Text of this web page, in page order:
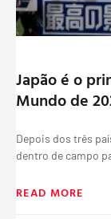
Japão é o
Mundo de
Depois dos três
dentro de campo
READ MORE